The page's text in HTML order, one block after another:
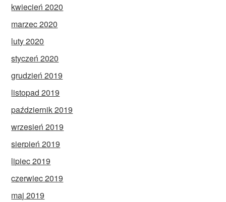
kwiecień 2020
marzec 2020
luty 2020
styczeń 2020
grudzień 2019
listopad 2019
październik 2019
wrzesień 2019
sierpień 2019
lipiec 2019
czerwiec 2019
maj 2019